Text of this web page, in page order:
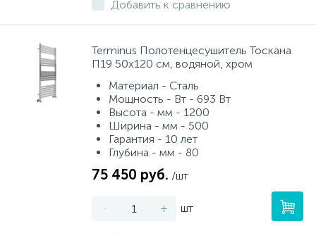
Добавить к сравнению
Terminus Полотенцесушитель Тоскана
П19 50х120 см, водяной, хром
Материал - Сталь
Мощность - Вт - 693 Вт
Высота - мм - 1200
Ширина - мм - 500
Гарантия - 10 лет
Глубина - мм - 80
75 450 руб. /шт
- + шт